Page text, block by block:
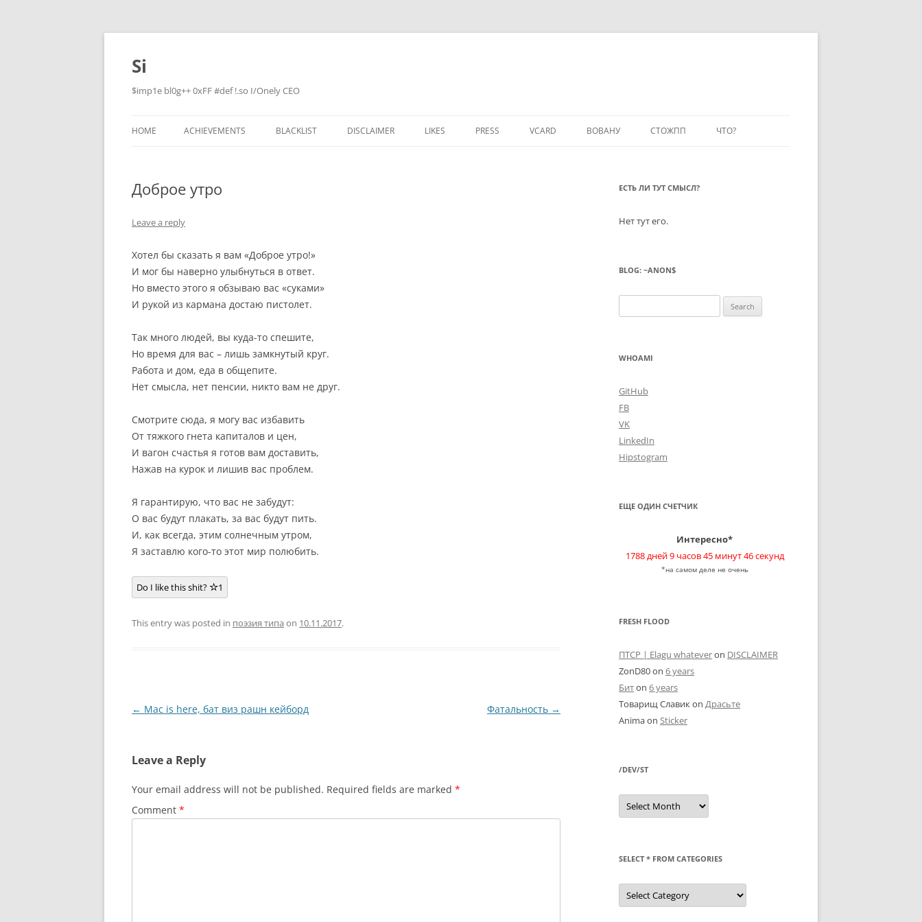
Skip
content
Si
$imp1e bl0g++ 0xFF #def !.so I/Onely CEO
HOME ACHIEVEMENTS BLACKLIST DISCLAIMER LIKES PRESS VCARD ВОВАНУ СТОЖПП ЧТО?
Доброе утро
Leave a reply
Хотел бы сказать я вам «Доброе утро!»
И мог бы наверно улыбнуться в ответ.
Но вместо этого я обзываю вас «суками»
И рукой из кармана достаю пистолет.
Так много людей, вы куда-то спешите,
Но время для вас – лишь замкнутый круг.
Работа и дом, еда в общепите.
Нет смысла, нет пенсии, никто вам не друг.
Смотрите сюда, я могу вас избавить
От тяжкого гнета капиталов и цен,
И вагон счастья я готов вам доставить,
Нажав на курок и лишив вас проблем.
Я гарантирую, что вас не забудут:
О вас будут плакать, за вас будут пить.
И, как всегда, этим солнечным утром,
Я заставлю кого-то этот мир полюбить.
Do I like this shit? 1
This entry was posted in поэзия типа on 10.11.2017.
Post
← Mac is here, бат виз рашн кейборд Фатальность →
Leave a Reply
Your email address will not be published. Required fields are marked *
Comment *
ЕСТЬ ЛИ ТУТ СМЫСЛ?
Нет тут его.
BLOG: ~ANON$
for:
WHOAMI
GitHub
FB
VK
LinkedIn
Hipstogram
ЕЩЕ ОДИН СЧЕТЧИК
Интересно*
1788 дней 9 часов 45 минут 46 секунд
*на самом деле не очень
FRESH FLOOD
ПТСР | Elagu whateveron DISCLAIMER
ZonD80on 6 years
Битon 6 years
Товарищ Славикon Драсьте
Animaon Sticker
/DEV/ST
/dev/st
SELECT * FROM CATEGORIES
SELECT
FROM